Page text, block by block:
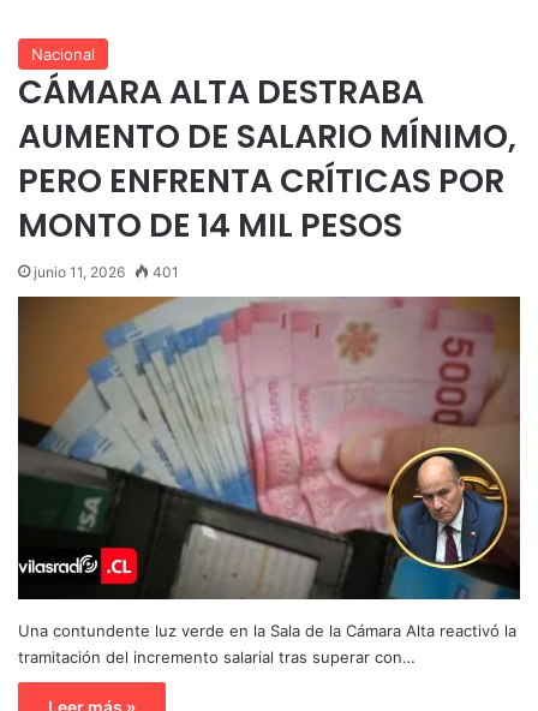
Nacional
CÁMARA ALTA DESTRABA
AUMENTO DE SALARIO MÍNIMO,
PERO ENFRENTA CRÍTICAS POR
MONTO DE 14 MIL PESOS
junio 11, 2026 401
Una contundente luz verde en la Sala de la Cámara Alta reactivó la
tramitación del incremento salarial tras superar con…
Leer más »